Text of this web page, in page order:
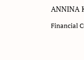
ANNINA
Financial